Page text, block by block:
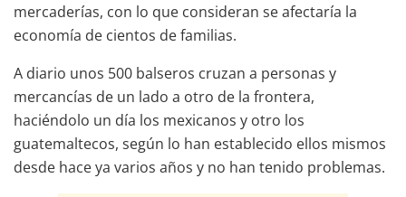
mercaderías, con lo que consideran se afectaría la
economía de cientos de familias.
A diario unos 500 balseros cruzan a personas y
mercancías de un lado a otro de la frontera,
haciéndolo un día los mexicanos y otro los
guatemaltecos, según lo han establecido ellos mismos
desde hace ya varios años y no han tenido problemas.